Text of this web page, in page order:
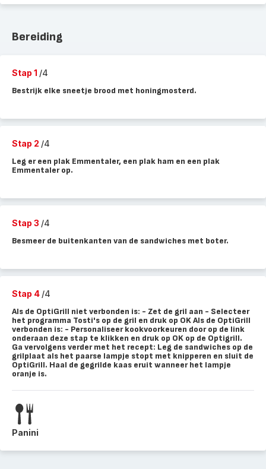
Bereiding
Stap 1 /4
Bestrijk elke sneetje brood met honingmosterd.
Stap 2 /4
Leg er een plak Emmentaler, een plak ham en een plak
Emmentaler op.
Stap 3 /4
Besmeer de buitenkanten van de sandwiches met boter.
Stap 4 /4
Als de OptiGrill niet verbonden is: - Zet de gril aan - Selecteer
het programma Tosti's op de gril en druk op OK Als de OptiGrill
verbonden is: - Personaliseer kookvoorkeuren door op de link
onderaan deze stap te klikken en druk op OK op de Optigrill.
Ga vervolgens verder met het recept: Leg de sandwiches op de
grilplaat als het paarse lampje stopt met knipperen en sluit de
OptiGrill. Haal de gegrilde kaas eruit wanneer het lampje
oranje is.
Panini